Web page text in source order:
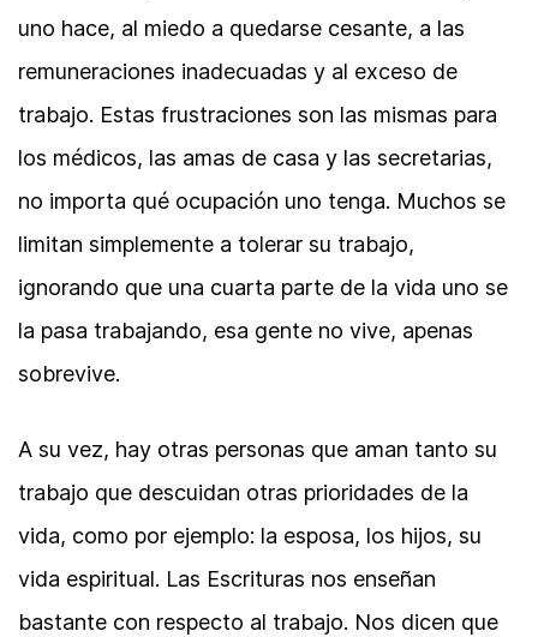
uno hace, al miedo a quedarse cesante, a las
remuneraciones inadecuadas y al exceso de
trabajo. Estas frustraciones son las mismas para
los médicos, las amas de casa y las secretarias,
no importa qué ocupación uno tenga. Muchos se
limitan simplemente a tolerar su trabajo,
ignorando que una cuarta parte de la vida uno se
la pasa trabajando, esa gente no vive, apenas
sobrevive.
A su vez, hay otras personas que aman tanto su
trabajo que descuidan otras prioridades de la
vida, como por ejemplo: la esposa, los hijos, su
vida espiritual. Las Escrituras nos enseñan
bastante con respecto al trabajo. Nos dicen que